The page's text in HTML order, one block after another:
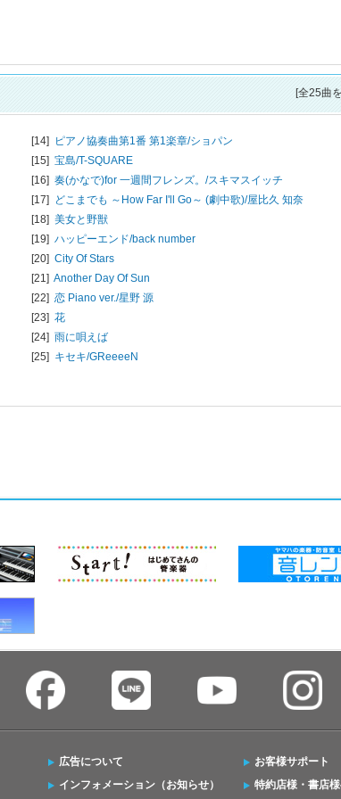
[全25曲
[14] ピアノ協奏曲第1番 第1楽章/ショパン
[15] 宝島/T-SQUARE
[16] 奏(かなで)for 一週間フレンズ。/スキマスイッチ
[17] どこまでも ～How Far I'll Go～ (劇中歌)/屋比久 知奈
[18] 美女と野獣
[19] ハッピーエンド/back number
[20] City Of Stars
[21] Another Day Of Sun
[22] 恋 Piano ver./星野 源
[23] 花
[24] 雨に唄えば
[25] キセキ/GReeeeN
広告について
インフォメーション（お知らせ）
お客様サポート
特約店様・書店